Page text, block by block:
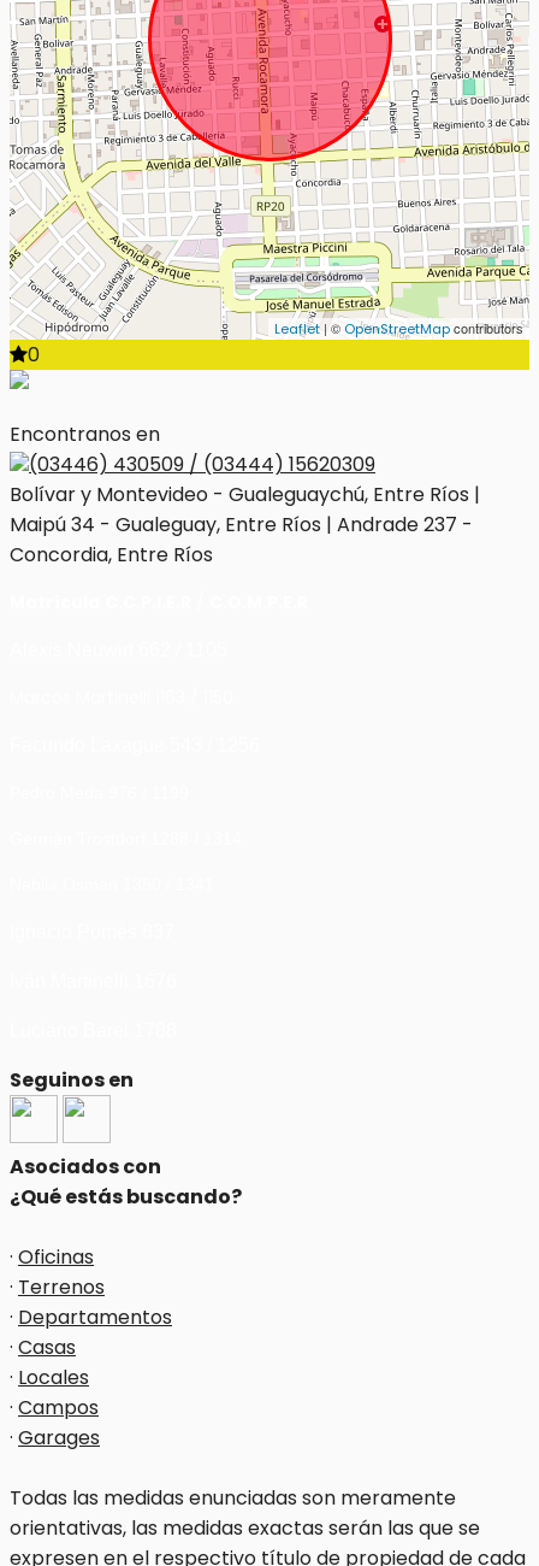
Leaflet | © OpenStreetMapcontributors
0
Encontranos en
(03446) 430509 / (03444) 15620309
Bolívar y Montevideo - Gualeguaychú, Entre Ríos |
Maipú 34 - Gualeguay, Entre Ríos | Andrade 237 -
Concordia, Entre Ríos
Seguinos en
Asociados con
¿Qué estás buscando?
· Oficinas
· Terrenos
· Departamentos
· Casas
· Locales
· Campos
· Garages
Todas las medidas enunciadas son meramente
orientativas, las medidas exactas serán las que se
expresen en el respectivo título de propiedad de cada